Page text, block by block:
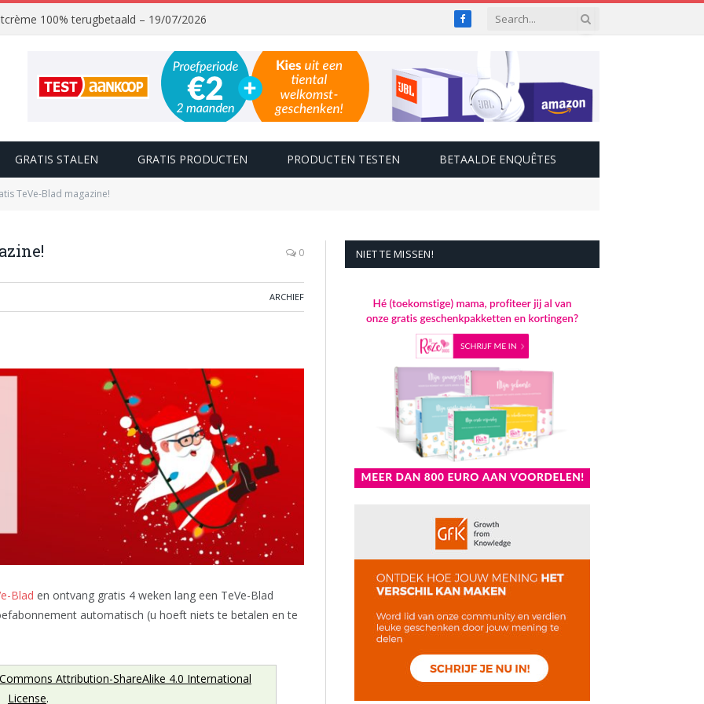
100% terugbetaald – 19/07/2026 Facebook
GRATIS STALEN GRATIS PRODUCTEN PRODUCTEN TESTEN BETAALDE ENQUÊTES
TeVe-Blad magazine!
0
ARCHIEF
Blad en ontvang gratis 4 weken lang een TeVe-Blad
automatisch (u hoeft niets te betalen en te
Attribution-ShareAlike 4.0 International
License.
NIET TE MISSEN!